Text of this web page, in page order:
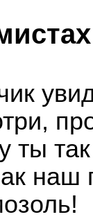
ты
наш